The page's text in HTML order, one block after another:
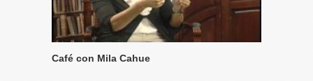
Café con Mila Cahue